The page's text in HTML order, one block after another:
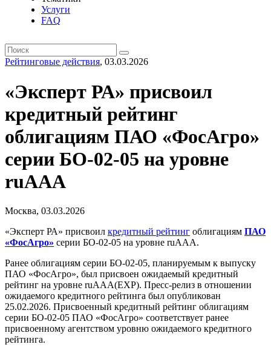
Услуги
FAQ
Рейтинговые действия, 03.03.2026
«Эксперт РА» присвоил
кредитный рейтинг
облигациям ПАО «ФосАгро»
серии БО-02-05 на уровне
ruAAA
Москва, 03.03.2026
«Эксперт РА» присвоил кредитный рейтинг облигациям ПАО
«ФосАгро» серии БО-02-05 на уровне ruAAA.
Ранее облигациям серии БО-02-05, планируемым к выпуску
ПАО «ФосАгро», был присвоен ожидаемый кредитный
рейтинг на уровне ruAAA(EXP). Пресс-релиз в отношении
ожидаемого кредитного рейтинга был опубликован
25.02.2026. Присвоенный кредитный рейтинг облигациям
серии БО-02-05 ПАО «ФосАгро» соответствует ранее
присвоенному агентством уровню ожидаемого кредитного
рейтинга.